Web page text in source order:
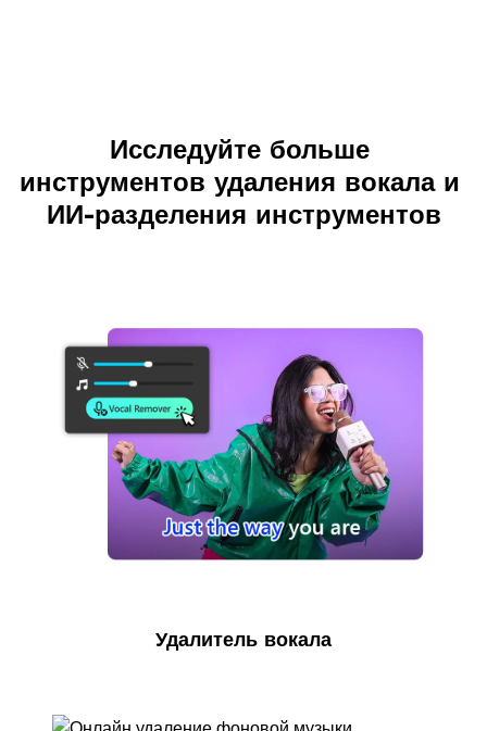
Исследуйте больше
инструментов удаления вокала и
ИИ-разделения инструментов
Удалитель вокала